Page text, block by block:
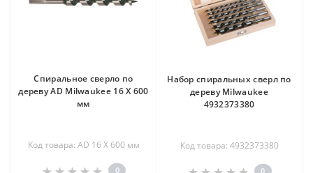
Спиральное сверло по
дереву AD Milwaukee 16 X 600
мм
Код товара: AD 16 X 600 мм
0
Набор спиральных сверл по
дереву Milwaukee
4932373380
Код товара: 4932373380
0